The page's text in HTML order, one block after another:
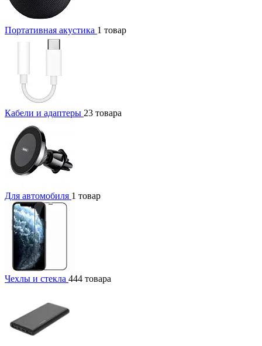
Портативная акустика 1 товар
Кабели и адаптеры 23 товара
Для автомобиля 1 товар
Чехлы и стекла 444 товара